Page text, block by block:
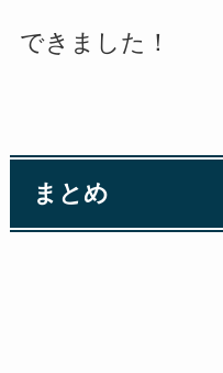
できました！
まとめ